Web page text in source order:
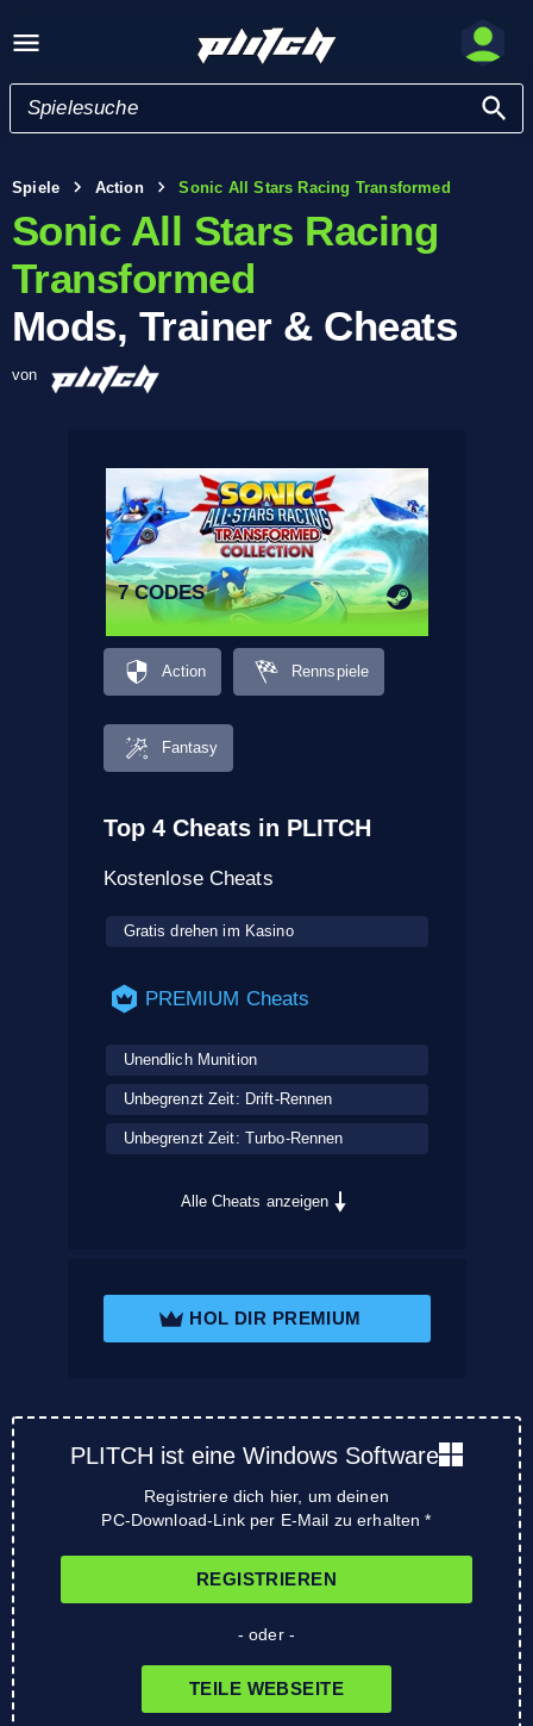
Spiele Action Sonic All Stars Racing Transformed
Sonic All Stars Racing
Transformed
Mods, Trainer & Cheats
von
7 CODES
Action Rennspiele
Fantasy
Top 4 Cheats in PLITCH
Kostenlose Cheats
Gratis drehen im Kasino
PREMIUM Cheats
Unendlich Munition
Unbegrenzt Zeit: Drift-Rennen
Unbegrenzt Zeit: Turbo-Rennen
Alle Cheats anzeigen
HOL DIR PREMIUM
PLITCH ist eine Windows Software
Registriere dich hier, um deinen
PC-Download-Link per E-Mail zu erhalten *
REGISTRIEREN
- oder -
TEILE WEBSEITE